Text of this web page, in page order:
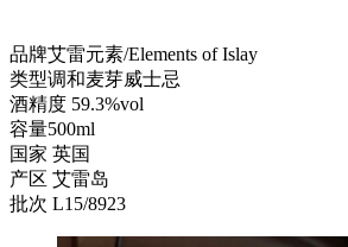
品牌艾雷元素/Elements of Islay
类型调和麦芽威士忌
酒精度 59.3%vol
容量500ml
国家 英国
产区 艾雷岛
批次 L15/8923